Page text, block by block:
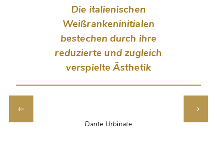
Die italienischen
Weißrankeninitialen
bestechen durch ihre
reduzierte und zugleich
verspielte Ästhetik
Dante Urbinate